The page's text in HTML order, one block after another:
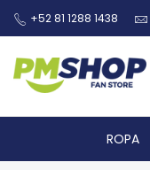
+52 81 1288 1438
ROPA